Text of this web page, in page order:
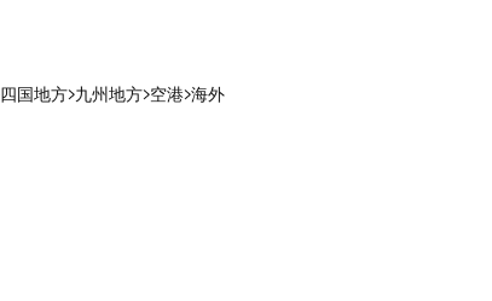
四国地方 九州地方 空港 海外